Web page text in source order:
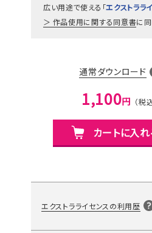
広い用途で使える「エクストララ
作品使用に関する同意書に
通常ダウンロード
1,100円
カートに入
エクストラライセンスの利用歴